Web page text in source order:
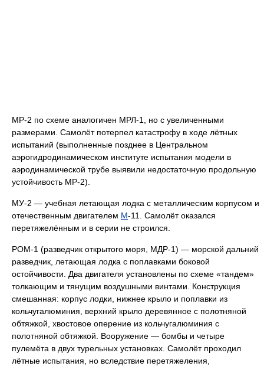
МР-2 по схеме аналогичен МРЛ-1, но с увеличенными
размерами. Самолёт потерпел катастрофу в ходе лётных
испытаний (выполненные позднее в Центральном
аэрогидродинамическом институте испытания модели в
аэродинамической трубе выявили недостаточную продольную
устойчивость МР-2).
МУ-2 — учебная летающая лодка с металлическим корпусом и
отечественным двигателем М-11. Самолёт оказался
перетяжелённым и в серии не строился.
РОМ-1 (разведчик открытого моря, МДР-1) — морской дальний
разведчик, летающая лодка с поплавками боковой
остойчивости. Два двигателя установлены по схеме «тандем»
толкающим и тянущим воздушными винтами. Конструкция
смешанная: корпус лодки, нижнее крыло и поплавки из
кольчугалюминия, верхний крыло деревянное с полотняной
обтяжкой, хвостовое оперение из кольчугалюминия с
полотняной обтяжкой. Вооружение — бомбы и четыре
пулемёта в двух турельных установках. Самолёт проходил
лётные испытания, но вследствие перетяжеления,